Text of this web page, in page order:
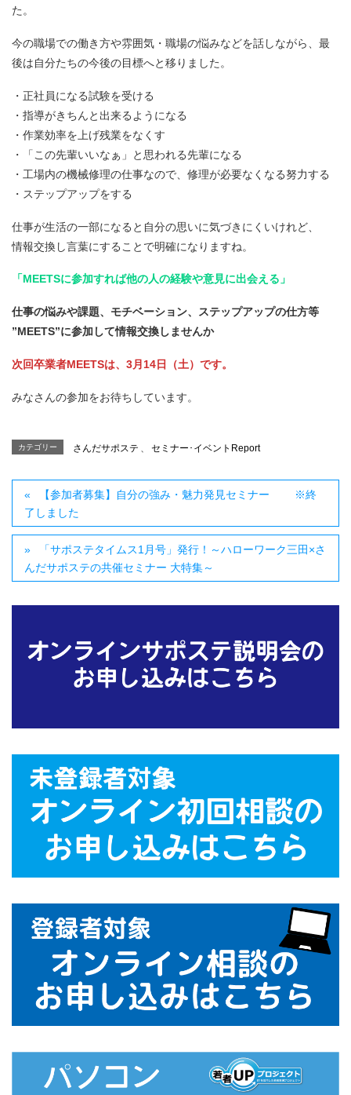
た。
今の職場での働き方や雰囲気・職場の悩みなどを話しながら、最
後は自分たちの今後の目標へと移りました。
・正社員になる試験を受ける
・指導がきちんと出来るようになる
・作業効率を上げ残業をなくす
・「この先輩いいなぁ」と思われる先輩になる
・工場内の機械修理の仕事なので、修理が必要なくなる努力する
・ステップアップをする
仕事が生活の一部になると自分の思いに気づきにくいけれど、
情報交換し言葉にすることで明確になりますね。
「MEETSに参加すれば他の人の経験や意見に出会える」
仕事の悩みや課題、モチベーション、ステップアップの仕方等
”MEETS”に参加して情報交換しませんか
次回卒業者MEETSは、3月14日（土）です。
みなさんの参加をお待ちしています。
カテゴリー さんだサポステ セミナー･イベントReport
【参加者募集】自分の強み・魅力発見セミナー ※終
了しました
「サポステタイムス1月号」発行！～ハローワーク三田×さ
んだサポステの共催セミナー 大特集～